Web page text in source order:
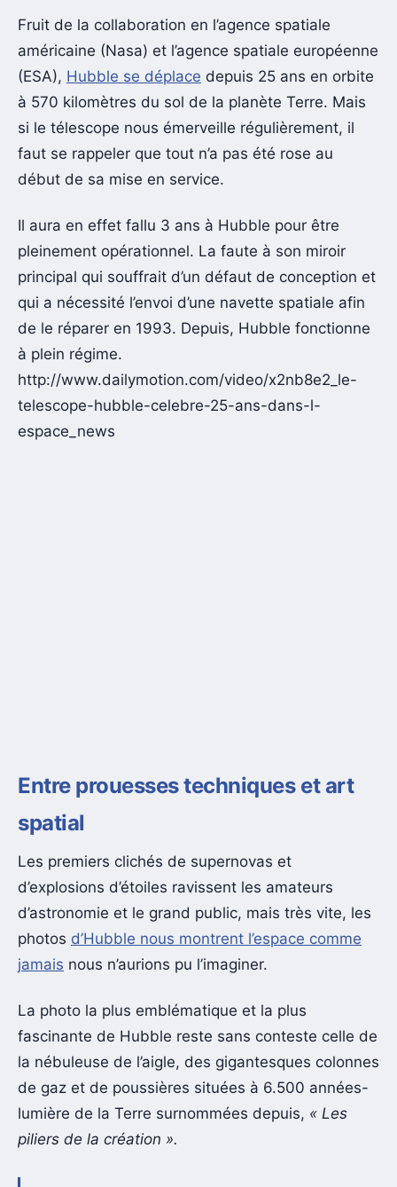
Fruit de la collaboration en l’agence spatiale
américaine (Nasa) et l’agence spatiale européenne
(ESA), Hubble se déplace depuis 25 ans en orbite
à 570 kilomètres du sol de la planète Terre. Mais
si le télescope nous émerveille régulièrement, il
faut se rappeler que tout n’a pas été rose au
début de sa mise en service.
Il aura en effet fallu 3 ans à Hubble pour être
pleinement opérationnel. La faute à son miroir
principal qui souffrait d’un défaut de conception et
qui a nécessité l’envoi d’une navette spatiale afin
de le réparer en 1993. Depuis, Hubble fonctionne
à plein régime.
http://www.dailymotion.com/video/x2nb8e2_le-
telescope-hubble-celebre-25-ans-dans-l-
espace_news
Entre prouesses techniques et art
spatial
Les premiers clichés de supernovas et
d’explosions d’étoiles ravissent les amateurs
d’astronomie et le grand public, mais très vite, les
photos d’Hubble nous montrent l’espace comme
jamais nous n’aurions pu l’imaginer.
La photo la plus emblématique et la plus
fascinante de Hubble reste sans conteste celle de
la nébuleuse de l’aigle, des gigantesques colonnes
de gaz et de poussières situées à 6.500 années-
lumière de la Terre surnommées depuis, « Les
piliers de la création ».